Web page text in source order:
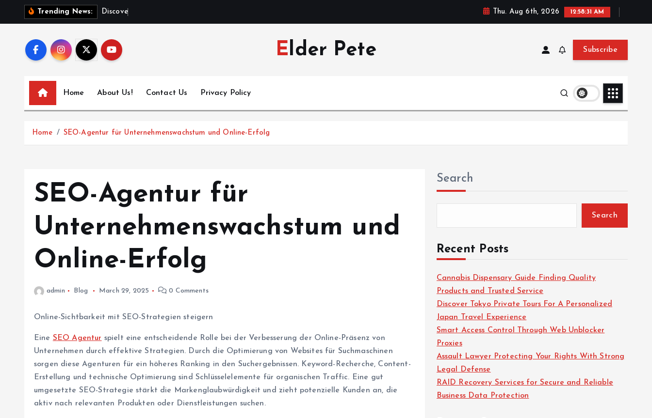
Trending News: Discover Thu. Aug 6th, 2026 12:58:32 AM
Elder Pete Subscribe
Home About Us! Contact Us Privacy Policy
Home SEO-Agentur für Unternehmenswachstum und Online-Erfolg
SEO-Agentur für
Unternehmenswachstum und
Online-Erfolg
admin Blog March 29, 2025 0 Comments
Online-Sichtbarkeit mit SEO-Strategien steigern
Eine SEO Agentur spielt eine entscheidende Rolle bei der Verbesserung der Online-Präsenz von
Unternehmen durch effektive Strategien. Durch die Optimierung von Websites für Suchmaschinen
sorgen diese Agenturen für ein höheres Ranking in den Suchergebnissen. Keyword-Recherche, Content-
Erstellung und technische Optimierung sind Schlüsselelemente für organischen Traffic. Eine gut
umgesetzte SEO-Strategie stärkt die Markenglaubwürdigkeit und zieht potenzielle Kunden an, die
aktiv nach relevanten Produkten oder Dienstleistungen suchen.
Search
Search
Recent Posts
Cannabis Dispensary Guide Finding Quality
Products and Trusted Service
Discover Tokyo Private Tours For A Personalized
Japan Travel Experience
Smart Access Control Through Web Unblocker
Proxies
Assault Lawyer Protecting Your Rights With Strong
Legal Defense
RAID Recovery Services for Secure and Reliable
Business Data Protection